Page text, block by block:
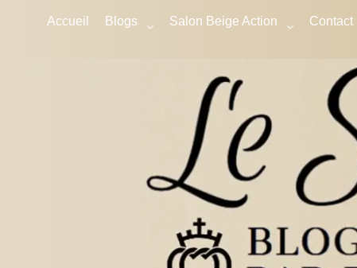
Accueil Blogs Salon Beige Action Contact